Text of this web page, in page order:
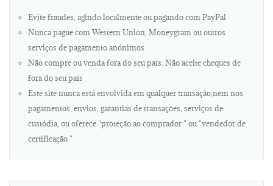
Evite fraudes, agindo localmente ou pagando com PayPal
Nunca pague com Western Union, Moneygram ou outros
serviços de pagamento anónimos
Não compre ou venda fora do seu país. Não aceite cheques de
fora do seu país
Este site nunca está envolvida em qualquer transação,nem nos
pagamentos, envios, garantias de transações, serviços de
custódia, ou oferece "proteção ao comprador " ou "vendedor de
certificação "